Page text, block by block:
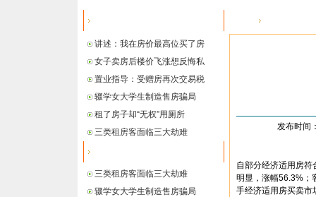
讲述：我在房价最高位买了房
女子卖房后楼价飞涨想反悔私
置业指导：受赠房再次交易税
辍学女大学生制造售房骗局
租了房子却“无权”用厕所
三类租房客面临三大劫难
三类租房客面临三大劫难
辍学女大学生制造售房骗局
发布时间
自部分经济适用房
明显，涨幅56.3%；
手经济适用房买卖市